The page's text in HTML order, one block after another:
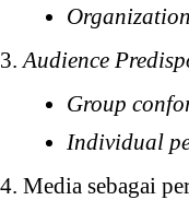
Audience
Group
Individual
Media sebagai